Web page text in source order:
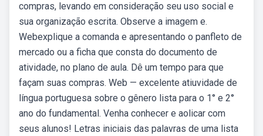
compras, levando em consideração seu uso social e
sua organização escrita. Observe a imagem e.
Webexplique a comanda e apresentando o panfleto de
mercado ou a ficha que consta do documento de
atividade, no plano de aula. Dê um tempo para que
façam suas compras. Web — excelente atiuvidade de
língua portuguesa sobre o gênero lista para o 1° e 2°
ano do fundamental. Venha conhecer e aolicar com
seus alunos! Letras iniciais das palavras de uma lista